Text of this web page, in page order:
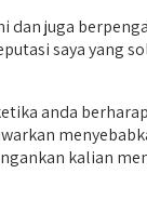
juga
saya yang
anda
kalian